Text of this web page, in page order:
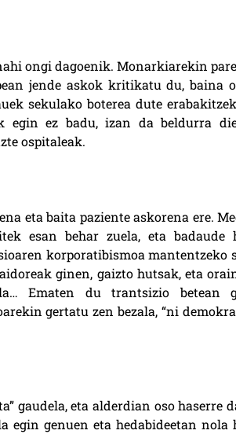
ongi dagoenik. Monarkiarekin
jende askok kritikatu du, baina
sekulako boterea dute
ez badu, izan da beldurra
ospitaleak.
eta baita paziente askorena ere.
esan behar zuela, eta badaude
korporatibismoa mantentzeko
ginen, gaizto hutsak, eta
Ematen du trantsizio betean
gertatu zen bezala, “ni
gaudela, eta alderdian oso haserre
egin genuen eta hedabideetan nola